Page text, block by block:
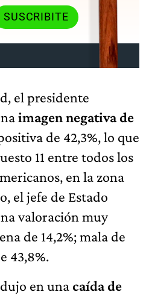
SUSCRIBITE
el presidente
imagen negativa de
de 42,3%, lo que
11 entre todos los
en la zona
el jefe de Estado
valoración muy
de 14,2%; mala de
43,8%.
en unacaída de